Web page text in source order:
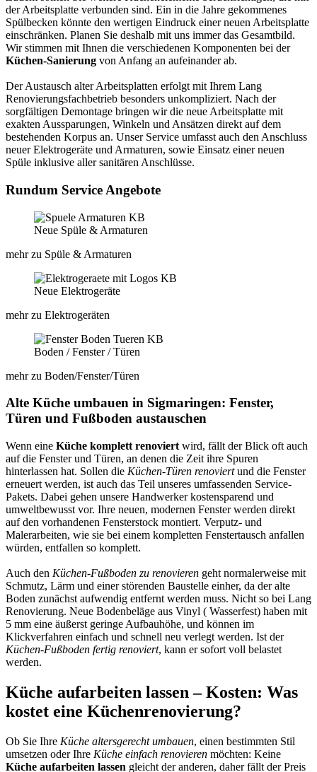
der Arbeitsplatte verbunden sind. Ein in die Jahre gekommenes
Spülbecken könnte den wertigen Eindruck einer neuen Arbeitsplatte
einschränken. Planen Sie deshalb mit uns immer das Gesamtbild.
Wir stimmen mit Ihnen die verschiedenen Komponenten bei der
Küchen-Sanierung von Anfang an aufeinander ab.
Der Austausch alter Arbeitsplatten erfolgt mit Ihrem Lang
Renovierungsfachbetrieb besonders unkompliziert. Nach der
sorgfältigen Demontage bringen wir die neue Arbeitsplatte mit
exakten Aussparungen, Winkeln und Ansätzen direkt auf dem
bestehenden Korpus an. Unser Service umfasst auch den Anschluss
neuer Elektrogeräte und Armaturen, sowie Einsatz einer neuen
Spüle inklusive aller sanitären Anschlüsse.
Rundum Service Angebote
Neue Spüle & Armaturen
mehr zu Spüle & Armaturen
Neue Elektrogeräte
mehr zu Elektrogeräten
Boden / Fenster / Türen​
mehr zu Boden/Fenster/Türen​
Alte Küche umbauen in Sigmaringen: Fenster,
Türen und Fußboden austauschen
Wenn eine Küche komplett renoviert wird, fällt der Blick oft auch
auf die Fenster und Türen, an denen die Zeit ihre Spuren
hinterlassen hat. Sollen die Küchen-Türen renoviertund die Fenster
erneuert werden, ist auch das Teil unseres umfassenden Service-
Pakets. Dabei gehen unsere Handwerker kostensparend und
umweltbewusst vor. Ihre neuen, modernen Fenster werden direkt
auf den vorhandenen Fensterstock montiert. Verputz- und
Malerarbeiten, wie sie bei einem kompletten Fenstertausch anfallen
würden, entfallen so komplett.
Auch den Küchen-Fußboden zu renovieren geht normalerweise mit
Schmutz, Lärm und einer störenden Baustelle einher, da der alte
Boden zunächst aufwendig entfernt werden muss. Nicht so bei Lang
Renovierung. Neue Bodenbeläge aus Vinyl ( Wasserfest) haben mit
5 mm eine äußerst geringe Aufbauhöhe, und können im
Klickverfahren einfach und schnell neu verlegt werden. Ist der
Küchen-Fußboden fertig renoviert, kann er sofort voll belastet
werden.
Küche aufarbeiten lassen – Kosten: Was
kostet eine Küchenrenovierung?
Ob Sie Ihre Küche altersgerecht umbauen, einen bestimmten Stil
umsetzen oder Ihre Küche einfach renovieren möchten: Keine
Küche aufarbeiten lassen gleicht der anderen, daher fällt der Preis